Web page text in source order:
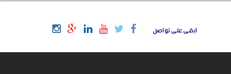
ابقى على تواصل